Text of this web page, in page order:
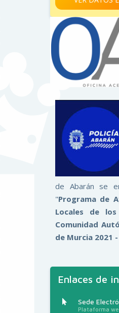
de Abarán se
"Programa de
Locales de
Comunidad
de Murcia 2021
Enlaces de
Sede
Plataforma